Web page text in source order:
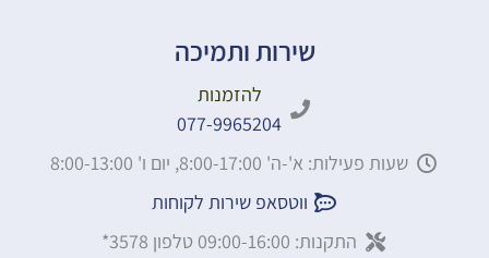
שירות ותמיכה
להזמנות
077-9965204
שעות פעילות: א'-ה' 8:00-17:00, יום ו' 8:00-13:00
ווטסאפ שירות לקוחות
התקנות: 09:00-16:00 טלפון 3578*